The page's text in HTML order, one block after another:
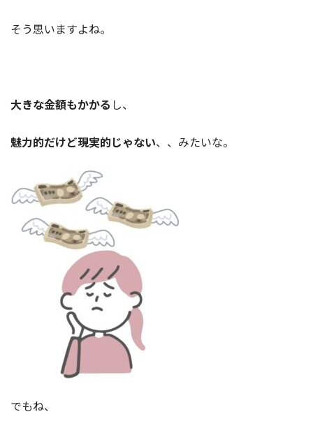
そう思いますよね。
大きな金額もかかる し、
魅力的だけど現実的じゃない、、みたいな。
でもね、